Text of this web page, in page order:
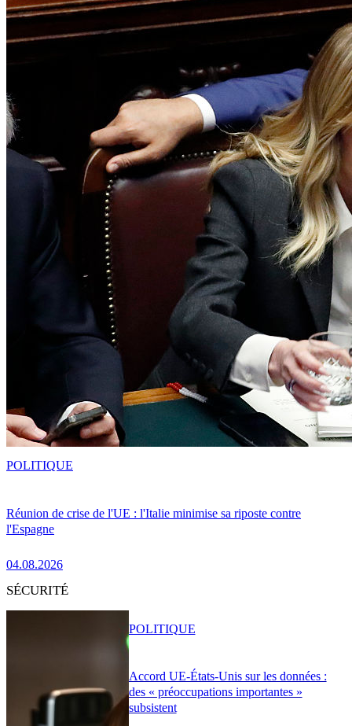
Réunion de crise de l'UE : l'Italie minimise sa riposte contre
l'Espagne
04.08.2026
POLITIQUE
SÉCURITÉ
Accord UE-États-Unis sur les données :
des « préoccupations importantes »
subsistent
POLITIQUE